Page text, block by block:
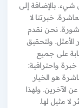
بالإضافة إلى
خبرتنا لا
نحن نقدم
ولتحقيق
على جميع
تواصل معنا على 55502051. خبرة واحترافية:
هو الخيار
الآخرين. ولهذا
مثيل لها.